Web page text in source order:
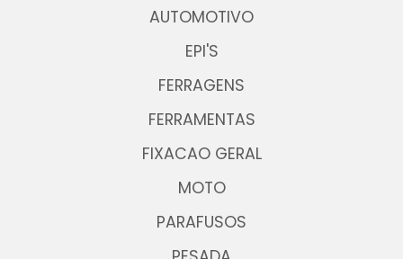
AUTOMOTIVO
EPI'S
FERRAGENS
FERRAMENTAS
FIXACAO GERAL
MOTO
PARAFUSOS